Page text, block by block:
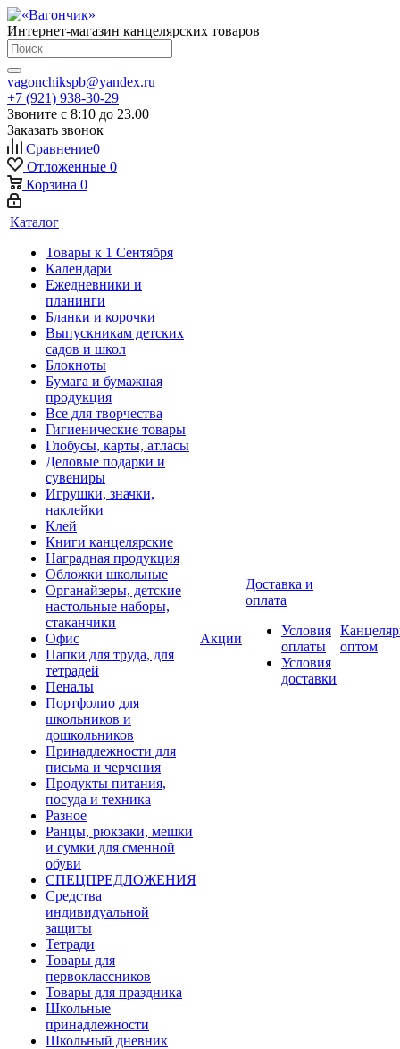
Интернет-магазин канцелярских товаров
vagonchikspb@yandex.ru
+7 (921) 938-30-29
Звоните с 8:10 до 23.00
Заказать звонок
Сравнение0
Отложенные 0
Корзина 0
Каталог
Товары к 1 Сентября
Календари
Ежедневники и
планинги
Бланки и корочки
Выпускникам детских
садов и школ
Блокноты
Бумага и бумажная
продукция
Все для творчества
Гигиенические товары
Глобусы, карты, атласы
Деловые подарки и
сувениры
Игрушки, значки,
наклейки
Клей
Книги канцелярские
Наградная продукция
Обложки школьные
Органайзеры, детские
настольные наборы,
стаканчики
Офис
Папки для труда, для
тетрадей
Пеналы
Портфолио для
школьников и
дошкольников
Принадлежности для
письма и черчения
Продукты питания,
посуда и техника
Разное
Ранцы, рюкзаки, мешки
и сумки для сменной
обуви
СПЕЦПРЕДЛОЖЕНИЯ
Средства
индивидуальной
защиты
Тетради
Товары для
первоклассников
Товары для праздника
Школьные
принадлежности
Школьный дневник
Акции
Доставка и
оплата
Условия
оплаты
Условия
доставки
оптом